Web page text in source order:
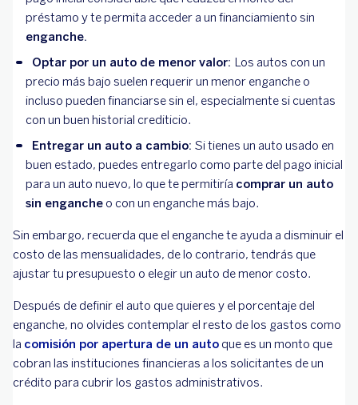
préstamo y te permita acceder a un financiamiento sin
enganche.
Optar por un auto de menor valor: Los autos con un
precio más bajo suelen requerir un menor enganche o
incluso pueden financiarse sin el, especialmente si cuentas
con un buen historial crediticio.
Entregar un auto a cambio: Si tienes un auto usado en
buen estado, puedes entregarlo como parte del pago inicial
para un auto nuevo, lo que te permitiría comprar un auto
sin enganche o con un enganche más bajo.
Sin embargo, recuerda que el enganche te ayuda a disminuir el
costo de las mensualidades, de lo contrario, tendrás que
ajustar tu presupuesto o elegir un auto de menor costo.
Después de definir el auto que quieres y el porcentaje del
enganche, no olvides contemplar el resto de los gastos como
la comisión por apertura de un auto que es un monto que
cobran las instituciones financieras a los solicitantes de un
crédito para cubrir los gastos administrativos.